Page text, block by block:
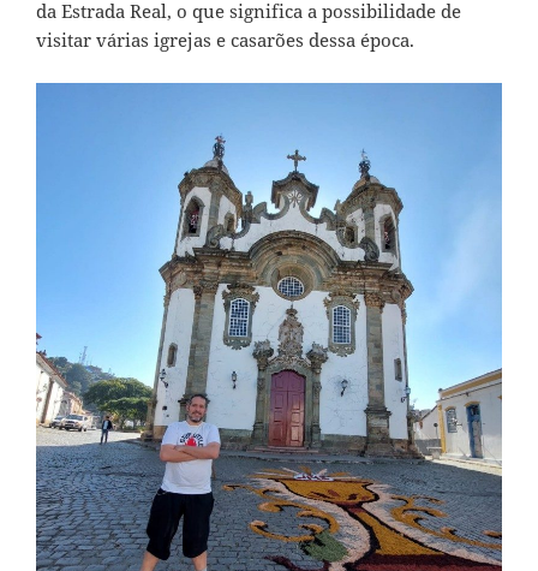
da Estrada Real, o que significa a possibilidade de
visitar várias igrejas e casarões dessa época.